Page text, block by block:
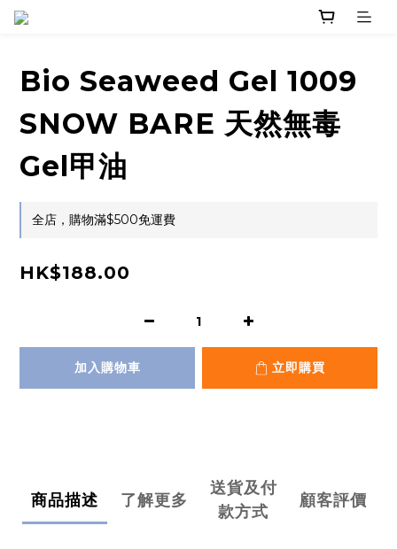
Bio Seaweed Gel 1009
SNOW BARE 天然無毒
Gel甲油
全店，購物滿$500免運費
HK$188.00
加入購物車 立即購買
商品描述 了解更多
送貨及付
款方式
顧客評價